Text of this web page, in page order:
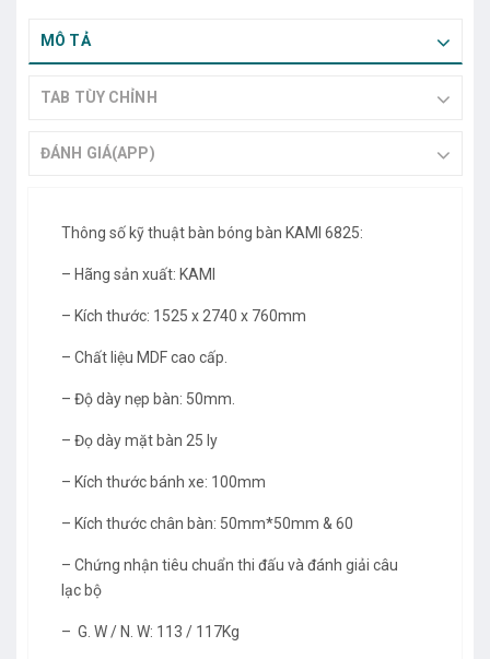
MÔ TẢ
TAB TÙY CHỈNH
ĐÁNH GIÁ(APP)
Thông số kỹ thuật bàn bóng bàn KAMI 6825:
– Hãng sản xuất: KAMI
– Kích thước: 1525 x 2740 x 760mm
– Chất liệu MDF cao cấp.
– Độ dày nẹp bàn: 50mm.
– Đọ dày mặt bàn 25 ly
– Kích thước bánh xe: 100mm
– Kích thước chân bàn: 50mm*50mm & 60
– Chứng nhận tiêu chuẩn thi đấu và đánh giải câu
lạc bộ
– G. W / N. W: 113 / 117Kg